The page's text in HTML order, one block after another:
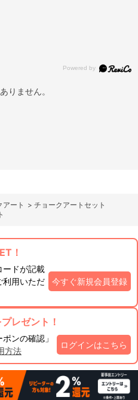
りません。
アート > チョークアートセット
！
ードが記載
利用いただ
今すぐ新規会員登録
レゼント！
ンの確認」
方法
ログインはこちら